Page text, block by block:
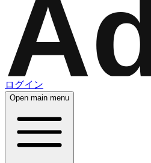
ログイン
Open main menu